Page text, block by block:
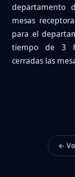
departamento
mesas
para el
tiempo de 3
cerradas las
←